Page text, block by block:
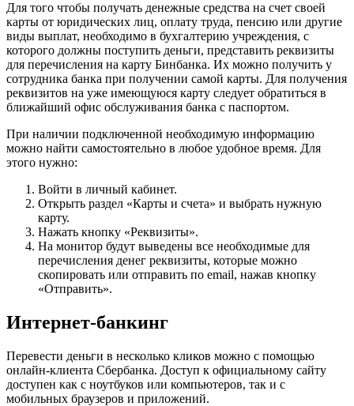
Для того чтобы получать денежные средства на счет своей
карты от юридических лиц, оплату труда, пенсию или другие
виды выплат, необходимо в бухгалтерию учреждения, с
которого должны поступить деньги, представить реквизиты
для перечисления на карту Бинбанка. Их можно получить у
сотрудника банка при получении самой карты. Для получения
реквизитов на уже имеющуюся карту следует обратиться в
ближайший офис обслуживания банка с паспортом.
При наличии подключенной необходимую информацию
можно найти самостоятельно в любое удобное время. Для
этого нужно:
Войти в личный кабинет.
Открыть раздел «Карты и счета» и выбрать нужную
карту.
Нажать кнопку «Реквизиты».
На монитор будут выведены все необходимые для
перечисления денег реквизиты, которые можно
скопировать или отправить по email, нажав кнопку
«Отправить».
Интернет-банкинг
Перевести деньги в несколько кликов можно с помощью
онлайн-клиента Сбербанка. Доступ к официальному сайту
доступен как с ноутбуков или компьютеров, так и с
мобильных браузеров и приложений.